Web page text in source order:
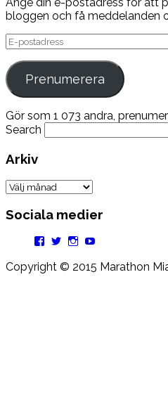
bloggen och få meddelanden
E-
postadress
Prenumerera
Gör som 1 073 andra,
Search
Arkiv
Arkiv
Sociala medier
Facebook
TwitterInstagram
Copyright © 2015 Marathon